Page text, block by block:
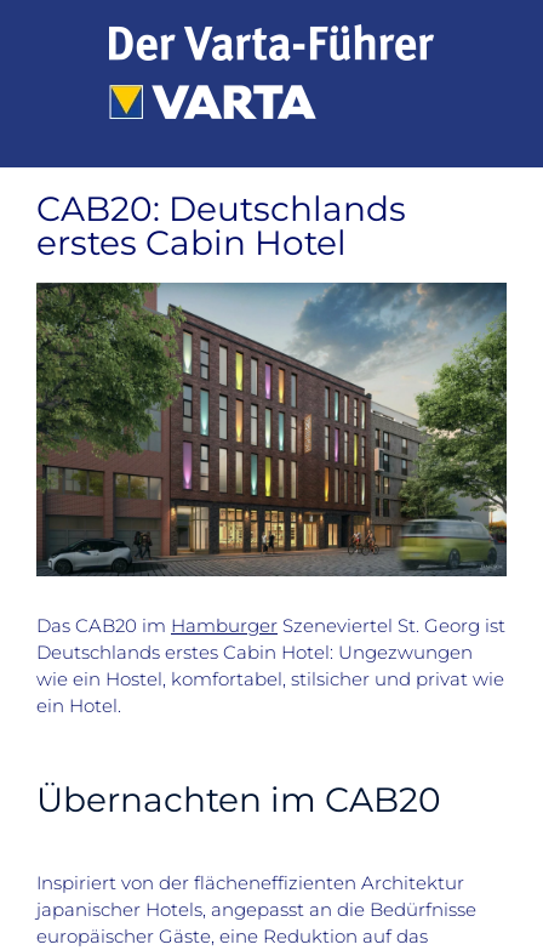
CAB20: Deutschlands
erstes Cabin Hotel
Zeige
grösseres
Bild
Das CAB20 im HamburgerSzeneviertel St. Georg ist
Deutschlands erstes Cabin Hotel: Ungezwungen
wie ein Hostel, komfortabel, stilsicher und privat wie
ein Hotel.
Übernachten im CAB20
Inspiriert von der flächeneffizienten Architektur
japanischer Hotels, angepasst an die Bedürfnisse
europäischer Gäste, eine Reduktion auf das